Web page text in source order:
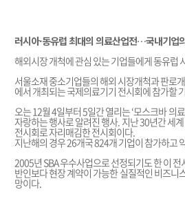
러시아·동유럽 최대의 의료산업전…국내기업
해외시장 개척에 관심 있는 기업들에게 동유럽
서울소재 중소기업들의 해외 시장개척과 판로
에서 개최되는 국제의료기기 전시회에 참가할
오는 12월 4일부터 5일간 열리는 ‘모스크바
자랑하는 행사로 알려진 행사. 지난 30년간 세
전시회로 자리매김한 전시회이다.
지난해의 경우 26개국 824개 기업이 참가하고
2005년 SBA 우수사업으로 선정되기도 한 이
반인보다 현장 계약이 가능한 실질적인 비즈니
망이다.